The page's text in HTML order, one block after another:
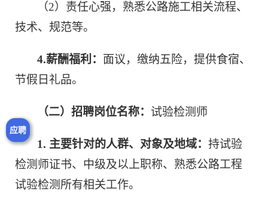
应聘
（2）责任心强，熟悉公路施工相关流程、
技术、规范等。
4.薪酬福利： 面议，缴纳五险，提供食宿、
节假日礼品。
（二）招聘岗位名称： 试验检测师
1. 主要针对的人群、对象及地域： 持试验
检测师证书、中级及以上职称、熟悉公路工程
试验检测所有相关工作。